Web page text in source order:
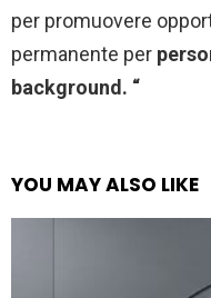
per promuovere
permanente per
background. “
YOU MAY ALSO LIKE